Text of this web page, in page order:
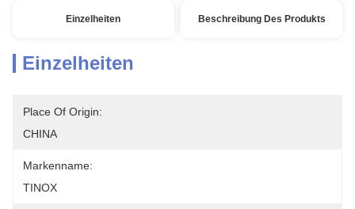
Einzelheiten Beschreibung Des Produkts
Einzelheiten
Place Of Origin:
CHINA
Markenname:
TINOX